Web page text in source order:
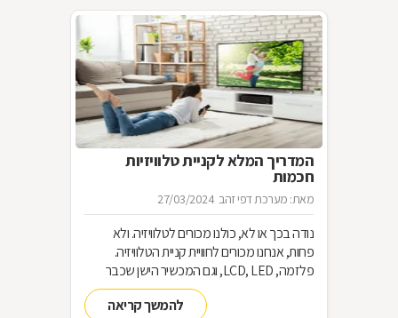
המדריך המלא לקניית טלוויזיות
חכמות
מאת: מערכת דפי זהב 27/03/2024
נודה בכך או לא, כולנו מכורים לטלוויזיה. ולא
פחות, אנחנו מכורים לחוויית קניית הטלוויזיה.
פלזמה, LCD, LED, וגם המכשיר הישן שכבר
שכחנו את שמו. כל כך הרבה אפשרויות וכל כך
מעט זמן. אז בשביל זה אנחנו כאןלהמשך קריאה